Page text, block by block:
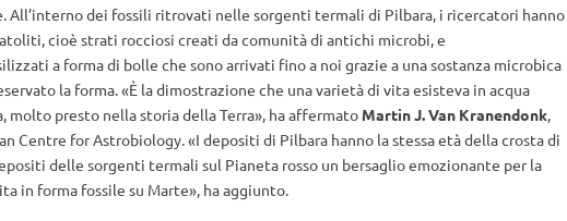
All’interno dei fossili ritrovati nelle sorgenti termali di Pilbara, i ricercatori hanno
cioè strati rocciosi creati da comunità di antichi microbi, e
a forma di bolle che sono arrivati fino a noi grazie a una sostanza microbica
la forma. «È la dimostrazione che una varietà di vita esisteva in acqua
molto presto nella storia della Terra», ha affermato Martin J. Van Kranendonk,
Centre for Astrobiology. «I depositi di Pilbara hanno la stessa età della crosta di
delle sorgenti termali sul Pianeta rosso un bersaglio emozionante per la
in forma fossile su Marte», ha aggiunto.